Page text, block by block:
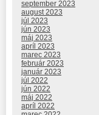
september 2023
august 2023
júl 2023
jún 2023
máj 2023
apríl 2023
marec 2023
február 2023
január 2023
júl 2022
jún 2022
máj 2022
apríl 2022